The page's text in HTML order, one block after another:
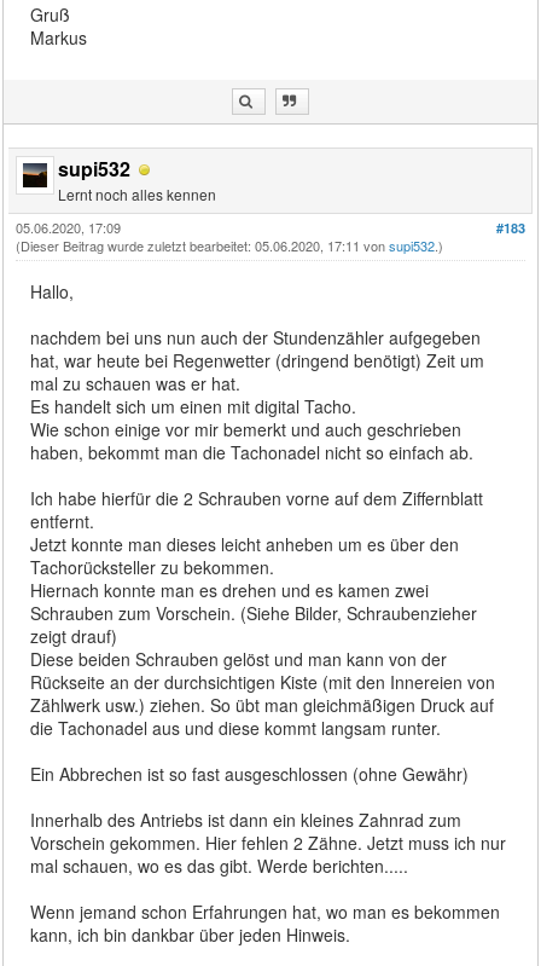
Gruß
Markus
supi532
Lernt noch alles kennen
#183
05.06.2020, 17:09
(Dieser Beitrag wurde zuletzt bearbeitet: 05.06.2020, 17:11 vonsupi532.)
Hallo,
nachdem bei uns nun auch der Stundenzähler aufgegeben
hat, war heute bei Regenwetter (dringend benötigt) Zeit um
mal zu schauen was er hat.
Es handelt sich um einen mit digital Tacho.
Wie schon einige vor mir bemerkt und auch geschrieben
haben, bekommt man die Tachonadel nicht so einfach ab.
Ich habe hierfür die 2 Schrauben vorne auf dem Ziffernblatt
entfernt.
Jetzt konnte man dieses leicht anheben um es über den
Tachorücksteller zu bekommen.
Hiernach konnte man es drehen und es kamen zwei
Schrauben zum Vorschein. (Siehe Bilder, Schraubenzieher
zeigt drauf)
Diese beiden Schrauben gelöst und man kann von der
Rückseite an der durchsichtigen Kiste (mit den Innereien von
Zählwerk usw.) ziehen. So übt man gleichmäßigen Druck auf
die Tachonadel aus und diese kommt langsam runter.
Ein Abbrechen ist so fast ausgeschlossen (ohne Gewähr)
Innerhalb des Antriebs ist dann ein kleines Zahnrad zum
Vorschein gekommen. Hier fehlen 2 Zähne. Jetzt muss ich nur
mal schauen, wo es das gibt. Werde berichten.....
Wenn jemand schon Erfahrungen hat, wo man es bekommen
kann, ich bin dankbar über jeden Hinweis.